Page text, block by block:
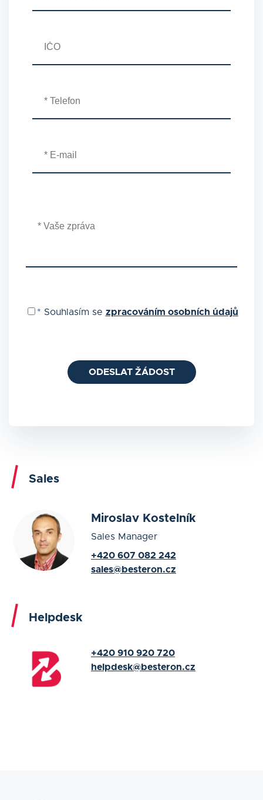
* Souhlasím se zpracováním osobních údajů
ODESLAT ŽÁDOST
Sales
Miroslav Kostelník
Sales Manager
+420 607 082 242
sales@besteron.cz
Helpdesk
+420 910 920 720
helpdesk@besteron.cz